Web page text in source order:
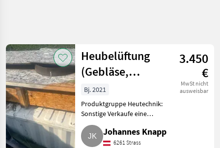
Heubelüftung
(Gebläse,
Ballenbelüftung,
…)
3.450
€
MwSt nicht
ausweisbar
Bj. 2021
Produktgruppe Heutechnik:
Sonstige Verkaufe eine
Ballenbelüftung für 6
Heuballen. Ballen können
zwischen 1, 50 und 170 cm sein.
Johannes Knapp
6261 Strass